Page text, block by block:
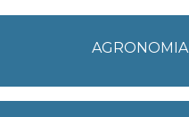
AGRONOMIA